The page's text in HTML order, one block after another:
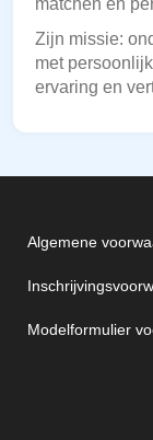
matchen en
Zijn missie:
met
ervaring en
Algemene
Modelformulier